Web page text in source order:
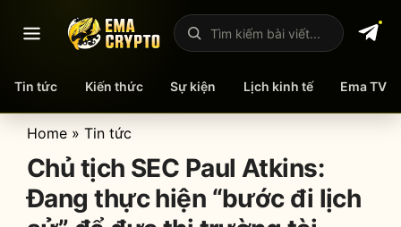
Mở menu
Tìm kiếm bài viết
Tin tức Kiến thức Sự kiện Lịch kinh tế Ema TV
Skip
content
Home » Tin tức
Chủ tịch SEC Paul Atkins:
Đang thực hiện “bước đi lịch